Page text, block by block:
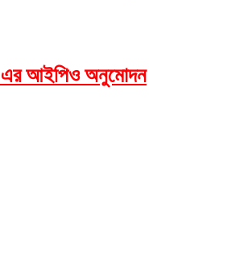
এর আইপিও অনুমোদন